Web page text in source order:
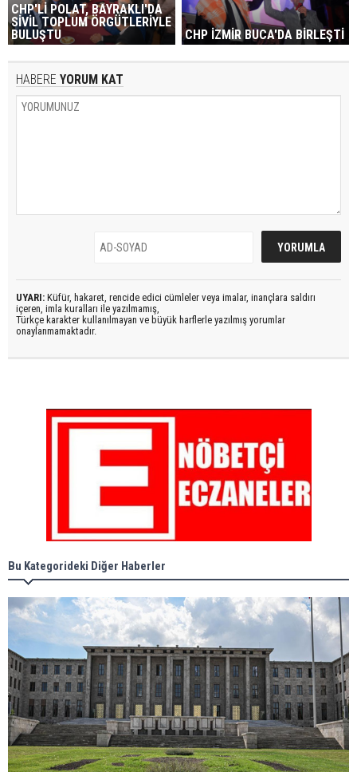
CHP'Lİ POLAT, BAYRAKLI'DA
SİVİL TOPLUM ÖRGÜTLERİYLE
BULUŞTU
CHP İZMİR BUCA'DA BİRLEŞTİ
HABERE YORUM KAT
UYARI: Küfür, hakaret, rencide edici cümleler veya imalar, inançlara saldırı
içeren, imla kuralları ile yazılmamış,
Türkçe karakter kullanılmayan ve büyük harflerle yazılmış yorumlar
onaylanmamaktadır.
Bu Kategorideki Diğer Haberler